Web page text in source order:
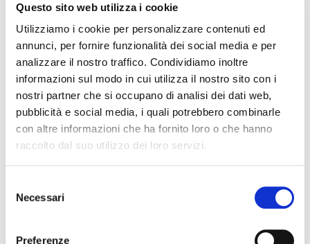
Questo sito web utilizza i cookie
Utilizziamo i cookie per personalizzare contenuti ed
annunci, per fornire funzionalità dei social media e per
analizzare il nostro traffico. Condividiamo inoltre
informazioni sul modo in cui utilizza il nostro sito con i
nostri partner che si occupano di analisi dei dati web,
pubblicità e social media, i quali potrebbero combinarle
con altre informazioni che ha fornito loro o che hanno
raccolto dal suo utilizzo dei loro servizi.
delNecessari
Preferenze
Tipologia:Gara di appalto / Gara per la concessione
Stato:Aggiudicato con esito definitivo, Concluso, Scaduta
Struttura di riferimento:Area Amministrativa > Servizio
Urbanistica, centrale unica di committenza e contratti >
CUC e convenzioni
Bando - Attivazione: 03 Maggio 2024 13:00
Scadenza presentazione offerte: 20 Maggio 2024 13:00
Prima seduta pubblica virtuale di gara: 20 Maggio 2024
Seconda seduta pubblica virtuale di gara: 24 Maggio 2024
09:00
15:30